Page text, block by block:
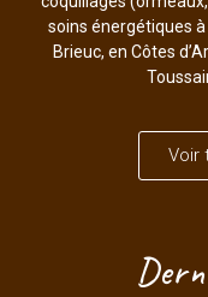
soins énergétiques
Brieuc, en Côtes
Voir